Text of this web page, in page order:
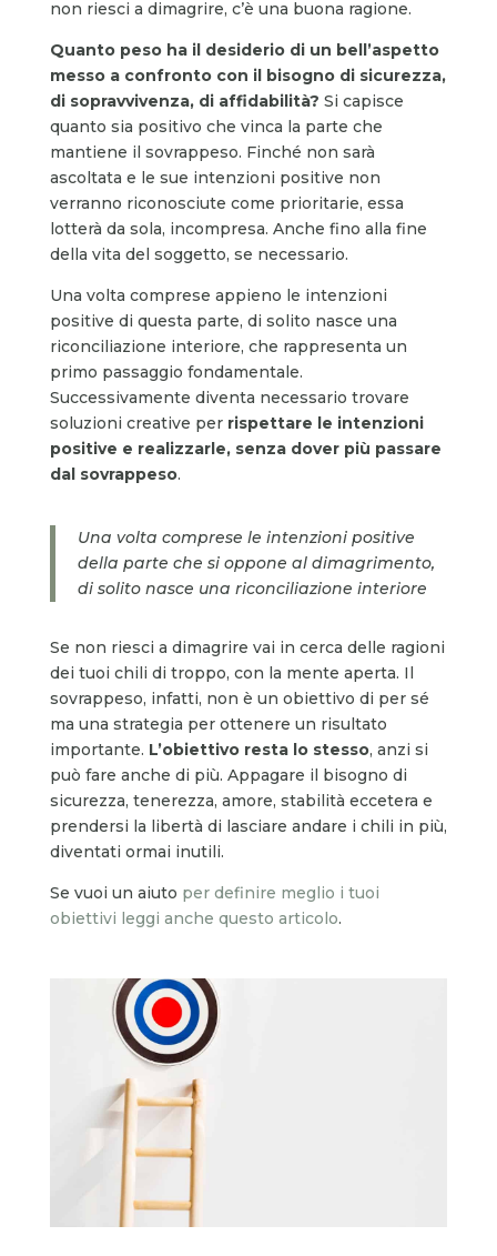
non riesci a dimagrire, c’è una buona ragione.
Quanto peso ha il desiderio di un bell’aspetto
messo a confronto con il bisogno di sicurezza,
di sopravvivenza, di affidabilità? Si capisce
quanto sia positivo che vinca la parte che
mantiene il sovrappeso. Finché non sarà
ascoltata e le sue intenzioni positive non
verranno riconosciute come prioritarie, essa
lotterà da sola, incompresa. Anche fino alla fine
della vita del soggetto, se necessario.
Una volta comprese appieno le intenzioni
positive di questa parte, di solito nasce una
riconciliazione interiore, che rappresenta un
primo passaggio fondamentale.
Successivamente diventa necessario trovare
soluzioni creative per rispettare le intenzioni
positive e realizzarle, senza dover più passare
dal sovrappeso.
Una volta comprese le intenzioni positive
della parte che si oppone al dimagrimento,
di solito nasce una riconciliazione interiore
Se non riesci a dimagrire vai in cerca delle ragioni
dei tuoi chili di troppo, con la mente aperta. Il
sovrappeso, infatti, non è un obiettivo di per sé
ma una strategia per ottenere un risultato
importante. L’obiettivo resta lo stesso, anzi si
può fare anche di più. Appagare il bisogno di
sicurezza, tenerezza, amore, stabilità eccetera e
prendersi la libertà di lasciare andare i chili in più,
diventati ormai inutili.
Se vuoi un aiuto per definire meglio i tuoi
obiettivi leggi anche questo articolo.